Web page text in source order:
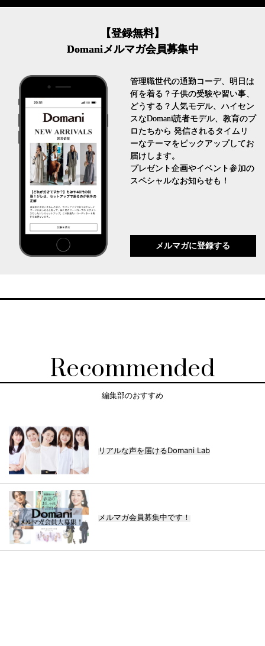
【登録無料】
Domaniメルマガ会員募集中
管理職世代の通勤コーデ、明日は
何を着る？子供の受験や習い事、
どうする？人気モデル、ハイセン
スなDomani読者モデル、教育のプ
ロたちから 発信されるタイムリ
ーなテーマをピックアップしてお
届けします。
プレゼント企画やイベント参加の
スペシャルなお知らせも！
メルマガに登録する
Recommended
編集部のおすすめ
リアルな声を届けるDomani Lab
メルマガ会員募集中です！